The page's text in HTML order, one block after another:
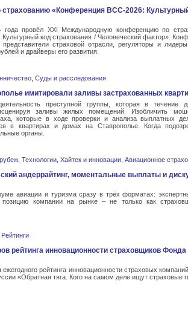
«Конференция ВСС-2026:
провёл XXI Международную конференцию по
код страхования / Человеческий фактор».
страховой отрасли, регуляторы и
и драйверы его развития.
Суды и расследования
имитировали заливы застрахованных
преступной группы, которая в течение
заливы жилых помещений. Изобличить
которые в ходе проверки и анализа выплатных
в квартирах и домах на Ставрополье. Когда
органы.
Технологии Хайтек и инновации Авиационное
андеррайтинг, моментальные выплаты и
авиации и туризма сразу в трёх форматах:
компании на рынке – не только как
Рейтинги
рейтинга инновационности страховщиков Фонда
рейтинга инновационности страховых
«Обратная тяга. Кого на самом деле ищут страховые